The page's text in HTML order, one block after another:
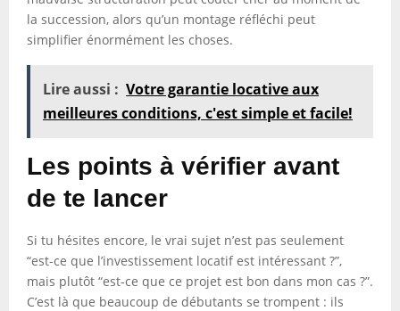
la succession, alors qu’un montage réfléchi peut
simplifier énormément les choses.
Lire aussi : Votre garantie locative aux
meilleures conditions, c'est simple et facile!
Les points à vérifier avant
de te lancer
Si tu hésites encore, le vrai sujet n’est pas seulement
“est-ce que l’investissement locatif est intéressant ?”,
mais plutôt “est-ce que ce projet est bon dans mon cas ?”.
C’est là que beaucoup de débutants se trompent : ils